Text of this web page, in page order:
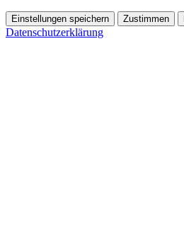
Einstellungen speichern Zustimmen
Datenschutzerklärung